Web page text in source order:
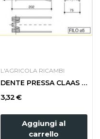
L'AGRICOLA RICAMBI
DENTE PRESSA CLAAS foro 8
3,32 €
Aggiungi al
carrello